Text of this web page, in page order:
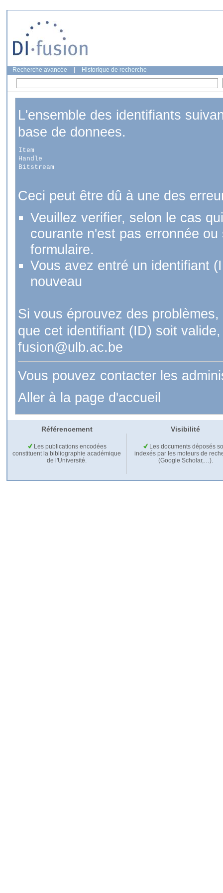
Recherche avancée Historique de recherche
L'ensemble des identifiants
base de donnees.
Item
Handle
Bitstream
Ceci peut être dû à une des
Veuillez verifier, selon le cas
courante n'est pas erronnée
formulaire.
Vous avez entré un identifiant
nouveau
Si vous éprouvez des
que cet identifiant (ID) soit
fusion@ulb.ac.be
Vous pouvez contacter les
Aller à la page d'accueil
Référencement Visibilité
Les publications encodées
constituent la bibliographie académique
de l'Université.
Les documents déposés
indexés par les moteurs de
(Google Scholar,…).